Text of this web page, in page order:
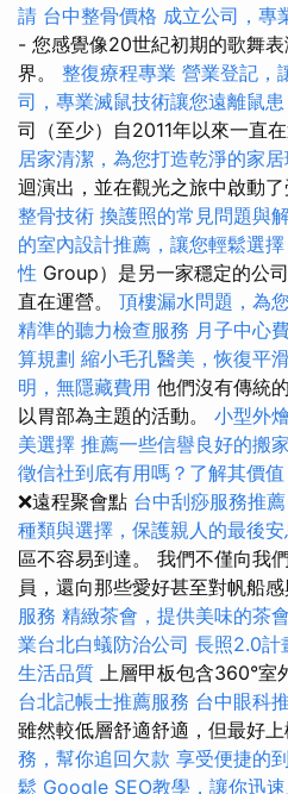
請 台中整骨價格 成立公司，專
- 您感覺像20世紀初期的歌舞
界。 整復療程專業 營業登記，
司，專業滅鼠技術讓您遠離鼠患
司（至少）自2011年以來一直在
居家清潔，為您打造乾淨的家
迴演出，並在觀光之旅中啟動
整骨技術 換護照的常見問題與
的室內設計推薦，讓您輕鬆選擇
性 Group）是另一家穩定的公
直在運營。 頂樓漏水問題，為
精準的聽力檢查服務 月子中心
算規劃 縮小毛孔醫美，恢復平
明，無隱藏費用 他們沒有傳統
以胃部為主題的活動。 小型外
美選擇 推薦一些信譽良好的搬
徵信社到底有用嗎？了解其價值
❌遠程聚會點 台中刮痧服務推薦
種類與選擇，保護親人的最後安
區不容易到達。 我們不僅向我
員，還向那些愛好甚至對帆船
服務 精緻茶會，提供美味的茶
業台北白蟻防治公司 長照2.0計
生活品質 上層甲板包含360°室
台北記帳士推薦服務 台中眼科
雖然較低層舒適舒適，但最好上
務，幫你追回欠款 享受便捷的
鬆 Google SEO教學，讓你迅